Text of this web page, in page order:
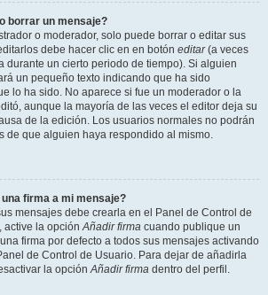
borrar un mensaje?
o moderador, solo puede borrar o editar sus
debe hacer clic en en botón editar(a veces
durante un cierto periodo de tiempo). Si alguien
un pequeño texto indicando que ha sido
lo ha sido. No aparece si fue un moderador o la
aunque la mayoría de las veces el editor deja su
de la edición. Los usuarios normales no podrán
de que alguien haya respondido al mismo.
firma a mi mensaje?
mensajes debe crearla en el Panel de Control de
active la opciónAñadir firma cuando publique un
firma por defecto a todos sus mensajes activando
de Control de Usuario. Para dejar de añadirla
la opciónAñadir firma dentro del perfil.